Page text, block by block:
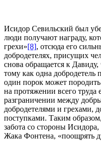
Исидор Севильский был
люди получают награду,
грехи»[8], отсюда его
добродетелях, присущих
снова обращается к
тому как одна добродетель
один порок может
на протяжении всего труда
разграничении между
добродетелями и грехами,
поступками. Таким
забота со стороны
Жака Фонтена, «поощрять